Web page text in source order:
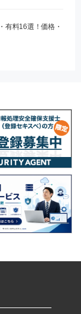
有料16選！価格・